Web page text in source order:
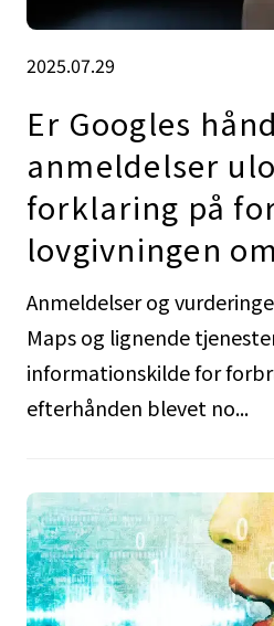
2025.07.29
Er Googles
anmeldelser
forklaring på
lovgivningen
Anmeldelser og
Maps og lignende
informationskilde for
efterhånden blevet no...